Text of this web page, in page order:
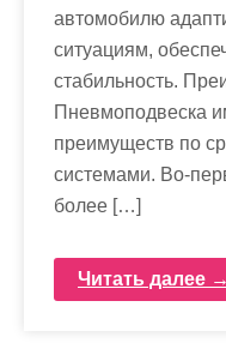
автомобилю
ситуациям,
стабильность.
Пневмоподвеска
преимуществ по
системами. Во-
более […]
Читать далее →